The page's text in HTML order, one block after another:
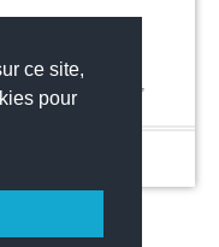
ce site,
pour
rue des Grouettes,